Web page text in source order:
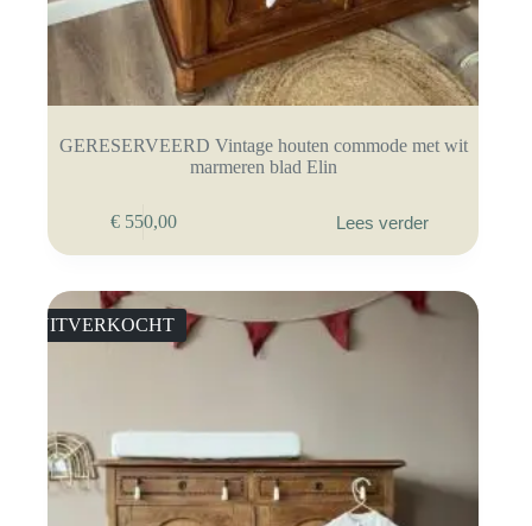
GERESERVEERD Vintage houten commode met wit
marmeren blad Elin
€550,00 Lees verder
UITVERKOCHT